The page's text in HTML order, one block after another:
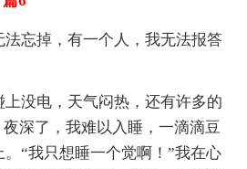
法忘掉，有一个人，我无法报答
没电，天气闷热，还有许多的
夜深了，我难以入睡，一滴滴豆
“我只想睡一个觉啊！”我在心